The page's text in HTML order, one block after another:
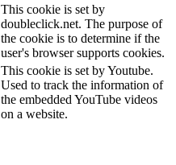
This cookie is set by
doubleclick.net. The purpose of
the cookie is to determine if the
user's browser supports cookies.
This cookie is set by Youtube.
Used to track the information of
the embedded YouTube videos
on a website.